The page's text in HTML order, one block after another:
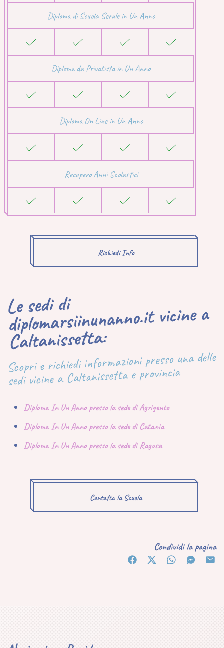
Diploma di Scuola Serale in Un Anno
Diploma da Privatista in Un Anno
Diploma On Line in Un Anno
Recupero Anni Scolastici
Richiedi Info
Le sedi di
diplomarsiinunanno.it vicine a
Caltanissetta:
Scopri e richiedi informazioni presso una delle
sedi vicine a Caltanissetta e provincia
Diploma In Un Anno presso la sede di Agrigento
Diploma In Un Anno presso la sede di Catania
Diploma In Un Anno presso la sede di Ragusa
Contatta la Scuola
Condividi la pagina